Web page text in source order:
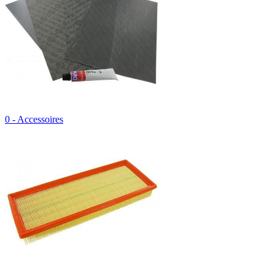
0 - Accessoires